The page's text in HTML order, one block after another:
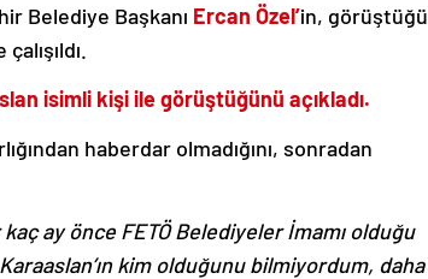
Belediye Başkanı Ercan Özel’in, görüştüğü
isimli kişi ile görüştüğünü açıkladı.
haberdar olmadığını, sonradan
ay önce FETÖ Belediyeler İmamı olduğu
kim olduğunu bilmiyordum, daha